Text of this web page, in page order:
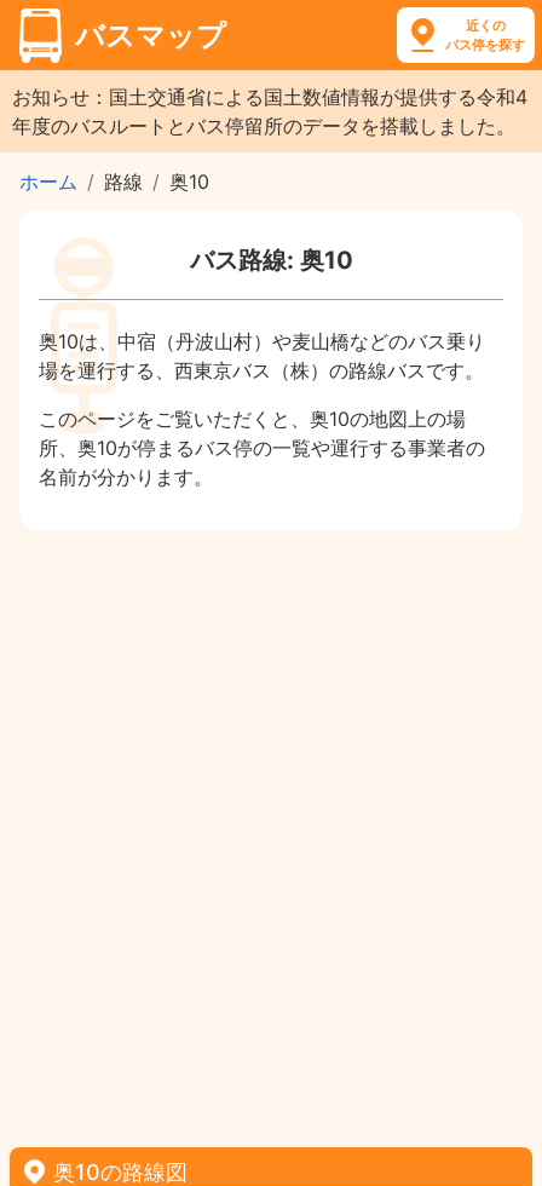
バスマップ
近くの
バス停を探す
お知らせ：国土交通省による国土数値情報が提供する令和4
年度のバスルートとバス停留所のデータを搭載しました。
ホーム 路線 奥10
バス路線: 奥10
奥10は、中宿（丹波山村）や麦山橋などのバス乗り
場を運行する、西東京バス（株）の路線バスです。
このページをご覧いただくと、奥10の地図上の場
所、奥10が停まるバス停の一覧や運行する事業者の
名前が分かります。
奥10の路線図